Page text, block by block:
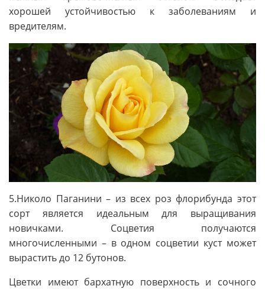
хорошей устойчивостью к заболеваниям и
вредителям.
5.Николо Паганини – из всех роз флорибунда этот
сорт является идеальным для выращивания
новичками. Соцветия получаются
многочисленными – в одном соцветии куст может
вырастить до 12 бутонов.
Цветки имеют бархатную поверхность и сочного